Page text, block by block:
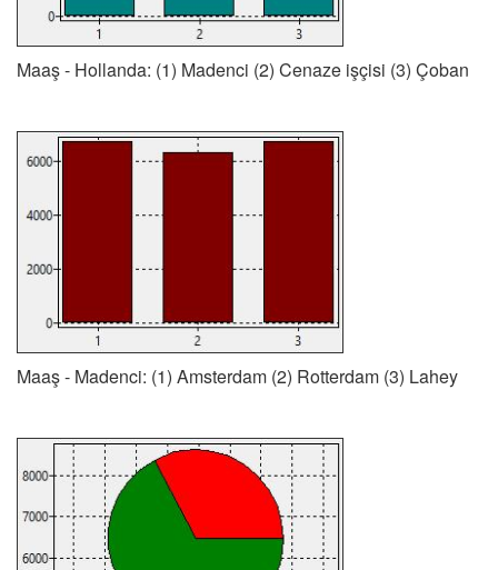
Maaş - Hollanda: (1) Madenci (2) Cenaze işçisi (3) Çoban
Maaş - Madenci: (1) Amsterdam (2) Rotterdam (3) Lahey